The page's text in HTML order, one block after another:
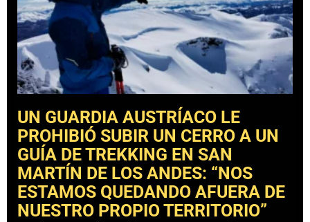
UN GUARDIA AUSTRÍACO LE
PROHIBIÓ SUBIR UN CERRO A UN
GUÍA DE TREKKING EN SAN
MARTÍN DE LOS ANDES: “NOS
ESTAMOS QUEDANDO AFUERA DE
NUESTRO PROPIO TERRITORIO”